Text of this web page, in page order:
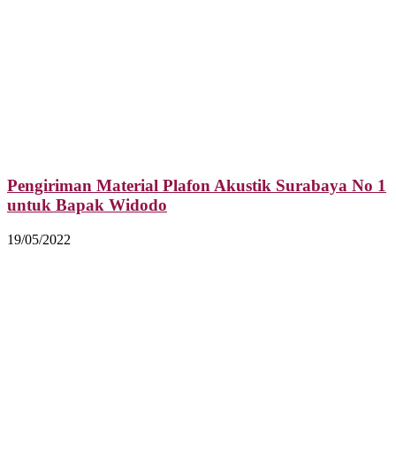
Pengiriman Material Plafon Akustik Surabaya No 1
untuk Bapak Widodo
19/05/2022